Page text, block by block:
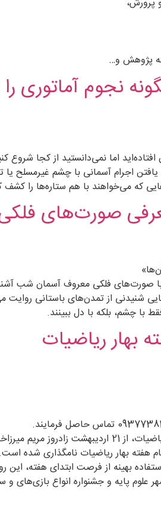
پرورش،
پژوهش و…
نجوم آماتوری
اما نمی‌دانستید از کجا شروع
اجرام آسمانی با چشم
که می‌خواهند با هم ستاره‌ها را کشف
صورت‌های
با صورت‌های فلکی معروف آسمان شب
شنیدنی از تمدن‌های باستانی روایت
با چشم، بلکه با دل ببینند.
بهار ریاضیات
هفته بهار ریاضیات نامگذاری شده است.
علوم پایه و جشنواره انواع